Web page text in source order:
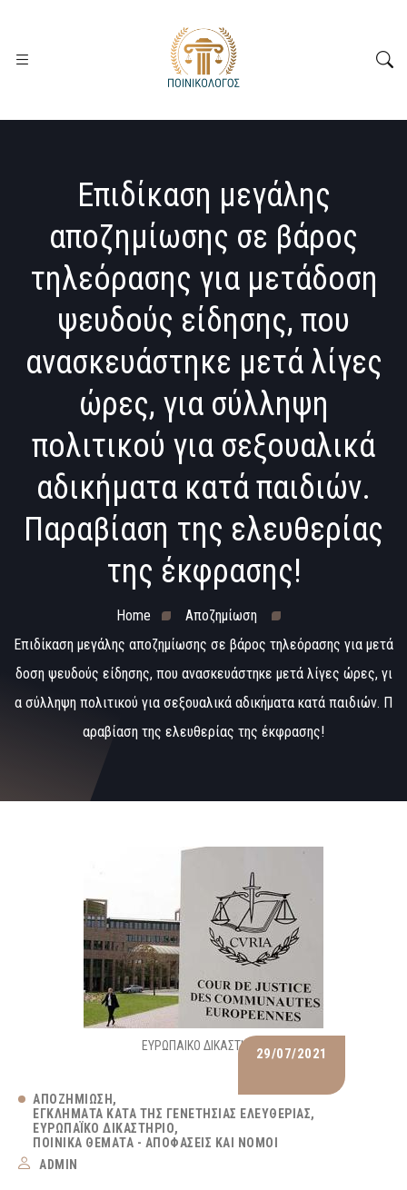
Επιδίκαση μεγάλης
αποζημίωσης σε βάρος
τηλεόρασης για μετάδοση
ψευδούς είδησης, που
ανασκευάστηκε μετά λίγες
ώρες, για σύλληψη
πολιτικού για σεξουαλικά
αδικήματα κατά παιδιών.
Παραβίαση της ελευθερίας
της έκφρασης!
Home
Αποζημίωση
Επιδίκαση μεγάλης αποζημίωσης σε βάρος τηλεόρασης για μετά
δοση ψευδούς είδησης, που ανασκευάστηκε μετά λίγες ώρες, γι
α σύλληψη πολιτικού για σεξουαλικά αδικήματα κατά παιδιών. Π
αραβίαση της ελευθερίας της έκφρασης!
ΕΥΡΩΠΑΙΚΟ ΔΙΚΑΣΤΗΡΙΟ29/07/2021
ΑΠΟΖΗΜΊΩΣΗ
ΕΓΚΛΉΜΑΤΑ ΚΑΤΆ ΤΗΣ ΓΕΝΕΤΉΣΙΑΣ ΕΛΕΥΘΕΡΊΑΣ
ΕΥΡΩΠΑΪΚΌ ΔΙΚΑΣΤΉΡΙΟ
ΠΟΙΝΙΚΆ ΘΈΜΑΤΑ - ΑΠΟΦΆΣΕΙΣ ΚΑΙ ΝΌΜΟΙ
ADMIN